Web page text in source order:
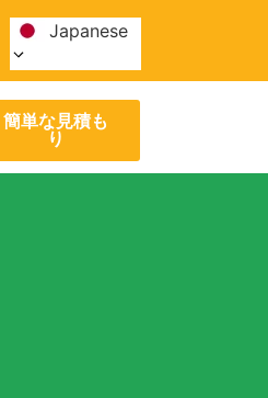
Japanese
簡単な見積も
り